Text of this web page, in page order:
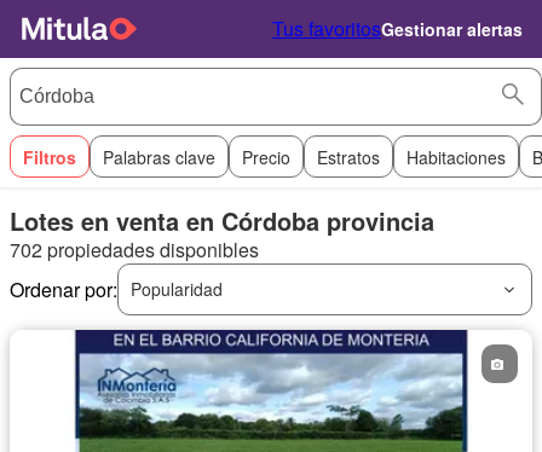
Tus favoritosGestionar alertas
Filtros Palabras clave Precio Estratos Habitaciones
Lotes en venta en Córdoba provincia
702 propiedades disponibles
Ordenar por:
Popularidad